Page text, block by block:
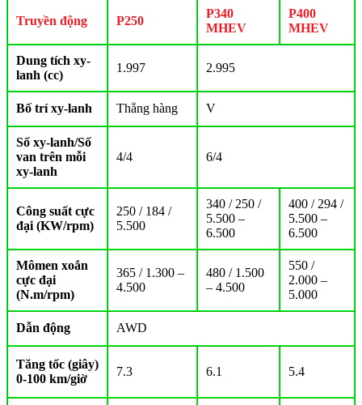
Truyền động P250
P340
MHEV
P400
MHEV
Dung tích xy-
lanh (cc)
1.997 2.995
Bố trí xy-lanh Thẳng hàng V
Số xy-lanh/Số
van trên mỗi
xy-lanh
4/4 6/4
Công suất cực
đại (KW/rpm)
250 / 184 /
5.500
340 / 250 /
5.500 –
6.500
400 / 294 /
5.500 –
6.500
Mômen xoắn
cực đại
(N.m/rpm)
365 / 1.300 –
4.500
480 / 1.500
– 4.500
550 /
2.000 –
5.000
Dẫn động AWD
Tăng tốc (giây)
0-100 km/giờ
7.3 6.1 5.4